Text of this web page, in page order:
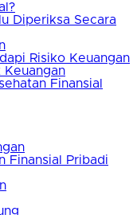
Diperiksa Secara
Risiko Keuangan
Keuangan
Finansial
Finansial Pribadi